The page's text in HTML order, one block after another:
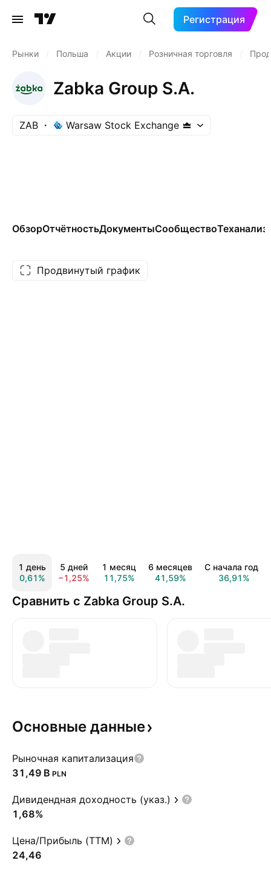
Регистрация
Рынки Польша Акции Розничная торговля
Zabka Group S.A.
ZAB Warsaw Stock Exchange
ОбзорОтчётностьДокументыСообществоТеханализ
Продвинутый график
1 день
0,61%
5 дней
−1,25%
1 месяц
11,75%
6 месяцев
41,59%
С начала года
36,91%
Сравнить с Zabka Group S.A.
Основные данные
Рыночная капитализация
‪31,49 B‬ PLN
Дивидендная доходность (указ.)
1,68%
Цена/Прибыль (TTM)
24,46